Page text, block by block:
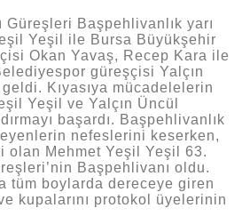
Güreşleri Başpehlivanlık yarı
Yeşil ile Bursa Büyükşehir
Okan Yavaş, Recep Kara ile
güreşçisi Yalçın
Kıyasıya mücadelelerin
Yeşil ve Yalçın Üncül
başardı. Başpehlivanlık
nefeslerini keserken,
olan Mehmet Yeşil Yeşil 63.
Başpehlivanı oldu.
tüm boylarda dereceye giren
kupalarını protokol üyelerinin